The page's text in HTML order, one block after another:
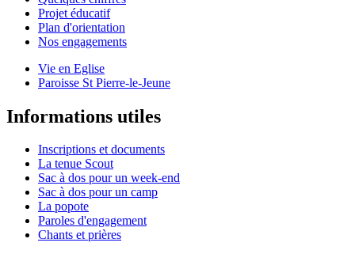
Projet éducatif
Plan d'orientation
Nos engagements
Vie en Eglise
Paroisse St Pierre-le-Jeune
Informations utiles
Inscriptions et documents
La tenue Scout
Sac à dos pour un week-end
Sac à dos pour un camp
La popote
Paroles d'engagement
Chants et prières